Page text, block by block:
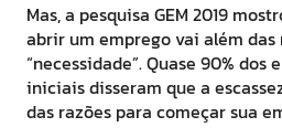
Mas, a pesquisa GEM 2019
abrir um emprego vai além das
“necessidade”. Quase 90% dos
iniciais disseram que a
das razões para começar sua